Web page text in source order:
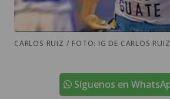
CARLOS RUIZ / FOTO: IG DE CARLOS RUIZ
Síguenos en